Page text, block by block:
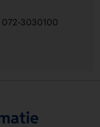
072-3030100